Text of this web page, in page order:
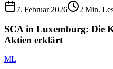
7. Februar 2026
2 Min.
SCA in Luxemburg: Die
Aktien erklärt
ML